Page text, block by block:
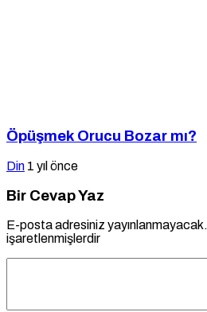
Öpüşmek Orucu Bozar mı?
Din 1 yıl önce
Bir Cevap Yaz
E-posta adresiniz yayınlanmayacak.
işaretlenmişlerdir